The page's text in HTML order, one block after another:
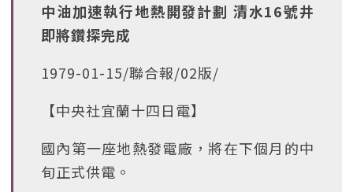
中油加速執行地熱開發計劃 清水16號井
即將鑽探完成
1979-01-15/聯合報/02版/
【中央社宜蘭十四日電】
國內第一座地熱發電廠，將在下個月的中
旬正式供電。